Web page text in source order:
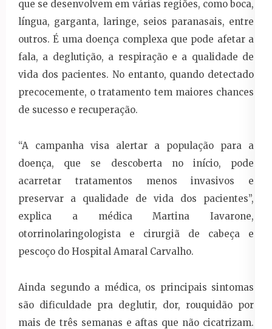
que se desenvolvem em várias regiões, como boca,
língua, garganta, laringe, seios paranasais, entre
outros. É uma doença complexa que pode afetar a
fala, a deglutição, a respiração e a qualidade de
vida dos pacientes. No entanto, quando detectado
precocemente, o tratamento tem maiores chances
de sucesso e recuperação.
“A campanha visa alertar a população para a
doença, que se descoberta no início, pode
acarretar tratamentos menos invasivos e
preservar a qualidade de vida dos pacientes”,
explica a médica Martina Iavarone,
otorrinolaringologista e cirurgiã de cabeça e
pescoço do Hospital Amaral Carvalho.
Ainda segundo a médica, os principais sintomas
são dificuldade pra deglutir, dor, rouquidão por
mais de três semanas e aftas que não cicatrizam.